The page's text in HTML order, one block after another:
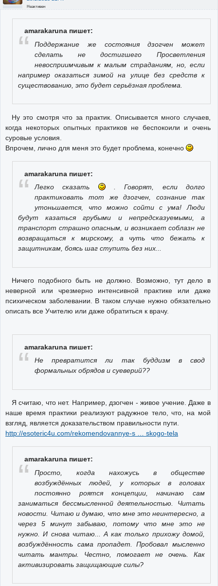
Неактивен
amarakaruna пишет:
Поддержание же состояния дзогчен может
сделать не достигшего Просветления
невосприимчивым к малым страданиям, но, если
например оказаться зимой на улице без средств к
существованию, это будет серьёзная проблема.
Ну это смотря что за практик. Описывается много случаев,
когда некоторых опытных практиков не беспокоили и очень
суровые условия.
Впрочем, лично для меня это будет проблема, конечно
amarakaruna пишет:
Легко сказать
. Говорят, если долго
практиковать тот же дзогчен, сознание так
утоньшается, что можно сойти с ума! Люди
будут казаться грубыми и непредсказуемыми, а
транспорт страшно опасным, и возникает соблазн не
возвращаться к мирскому, а чуть что бежать к
защитникам, боясь шаг ступить без них...
Ничего подобного быть не должно. Возможно, тут дело в
неверной или чрезмерно интенсивной практике или даже
психическом заболевании. В таком случае нужно обязательно
описать все Учителю или даже обратиться к врачу.
amarakaruna пишет:
Не превратится ли так буддизм в свод
формальных обрядов и суеверий??
Я считаю, что нет. Например, дзогчен - живое учение. Даже в
наше время практики реализуют радужное тело, что, на мой
взгляд, является доказательством правильности пути.
http://esoteric4u.com/rekomendovannye-s … skogo-tela
amarakaruna пишет:
Просто, когда нахожусь в обществе
возбуждённых людей, у которых в головах
постоянно роятся концепции, начинаю сам
заниматься бессмысленной деятельностью. Читать
новости. Читаю и думаю, что мне это неинтересно, а
через 5 минут забываю, потому что мне это не
нужно. И снова читаю... А как только прихожу домой,
возбуждённость сама пропадет. Пробовал мысленно
читать мантры. Честно, помогает не очень. Как
активизировать защищающие силы?